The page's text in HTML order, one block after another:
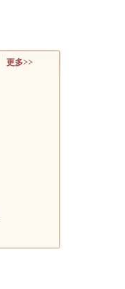
更多>>